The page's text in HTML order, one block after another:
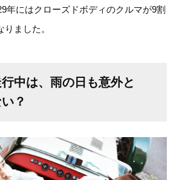
年にはクローズドボディのクルマが9割
ました。
中は、雨の日も意外と
？